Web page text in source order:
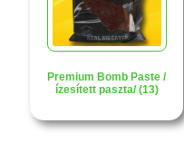
Premium Bomb Paste /
ízesített paszta/ (13)